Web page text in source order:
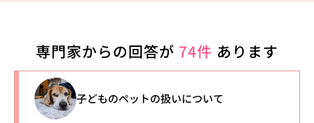
専門家からの回答が 74件 あります
子どものペットの扱いについて